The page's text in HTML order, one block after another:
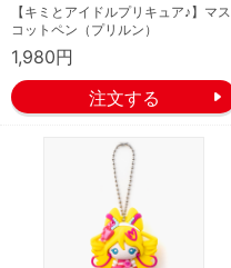
【キミとアイドルプリキュア♪】マス
コットペン（プリルン）
1,980円